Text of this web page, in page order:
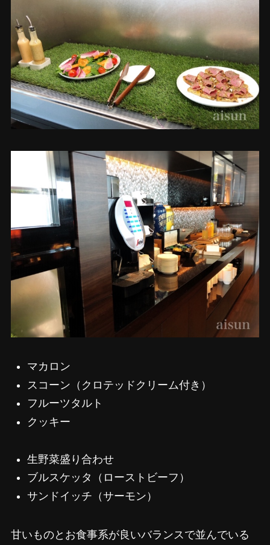
マカロン
スコーン（クロテッドクリーム付き）
フルーツタルト
クッキー
生野菜盛り合わせ
ブルスケッタ（ローストビーフ）
サンドイッチ（サーモン）
甘いものとお食事系が良いバランスで並んでいる